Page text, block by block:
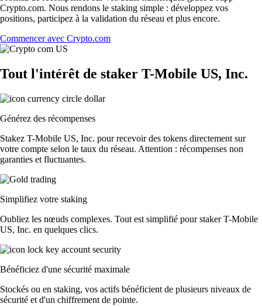
Crypto.com. Nous rendons le staking simple : développez vos
positions, participez à la validation du réseau et plus encore.
Commencer avec Crypto.com
Tout l'intérêt de staker T-Mobile US, Inc.
Générez des récompenses
Stakez T-Mobile US, Inc. pour recevoir des tokens directement sur
votre compte selon le taux du réseau. Attention : récompenses non
garanties et fluctuantes.
Simplifiez votre staking
Oubliez les nœuds complexes. Tout est simplifié pour staker T-Mobile
US, Inc. en quelques clics.
Bénéficiez d'une sécurité maximale
Stockés ou en staking, vos actifs bénéficient de plusieurs niveaux de
sécurité et d'un chiffrement de pointe.